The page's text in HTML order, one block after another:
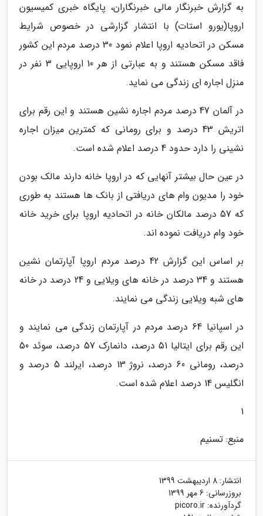
به گزارش خبرنگار مالی خبرنگاران، پایگاه خبری کمیسیون
اروپا(یورو استات) با انتشار گزارشی در خصوص شرایط
مسکن در اتحادیه اروپا اعلام نمود 30 درصد مردم این کشور
فاقد مسکن هستند و به عبارتی از هر 10 اروپایی 3 نفر در
منزل اجاره ای زندگی می نماید.
در آلمان 47 درصد مردم اجاره نشین هستند و این رقم برای
اتریش 43 درصد و برای رومانی که کمترین میزان اجاره
نشینی را دارد حدود 4 درصد اعلام شده است.
در عین حال بیشتر آنهایی که در اروپا خانه دارند مالک بودن
خود را مدیون وام های دریافتی از بانک ها هستند به طوری
که 57 درصد مالکان خانه در اتحادیه اروپا برای خرید خانه
خود وام دریافت نموده اند.
بر اساس این گزارش 42 درصد مردم اروپا آپارتمان نشین
هستند و 34 درصد در خانه های ویلایی و 24 درصد در خانه
های شبه ویلایی زندگی می نمایند.
در اسپانیا 64 درصد مردم در آپارتمان زندگی می نمایند و
این رقم برای ایتالیا 51 درصد، دانمارک 57 درصد، سوئد 50
درصد، رومانی 60 درصد، نروژ 13 درصد، ایرلند 5 درصد و
انگلیس 14 درصد اعلام شده است.
1
منبع: تسنیم
انتشار: 8 اردیبهشت 1399
بروزرسانی: 6 مهر 1399
گردآورنده: picoro.ir